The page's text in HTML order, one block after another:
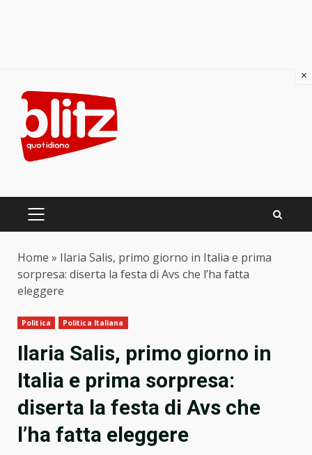
content
PRIMARY
Home » Ilaria Salis, primo giorno in Italia e prima
sorpresa: diserta la festa di Avs che l’ha fatta
eleggere
Politica Politica Italiana
Ilaria Salis, primo giorno in
Italia e prima sorpresa:
diserta la festa di Avs che
l’ha fatta eleggere
×